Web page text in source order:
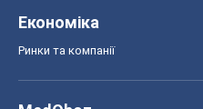
Економіка
Ринки та компанії